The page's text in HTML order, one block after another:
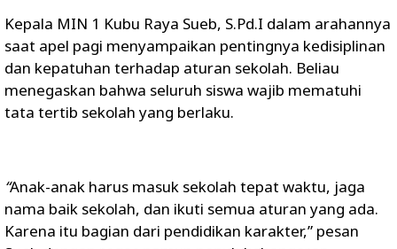
Kepala MIN 1 Kubu Raya Sueb, S.Pd.I dalam arahannya
saat apel pagi menyampaikan pentingnya kedisiplinan
dan kepatuhan terhadap aturan sekolah. Beliau
menegaskan bahwa seluruh siswa wajib mematuhi
tata tertib sekolah yang berlaku.
“Anak-anak harus masuk sekolah tepat waktu, jaga
nama baik sekolah, dan ikuti semua aturan yang ada.
Karena itu bagian dari pendidikan karakter,” pesan